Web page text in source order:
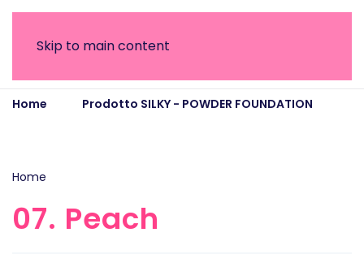
Skip to main content
Home
Prodotto SILKY - POWDER FOUNDATION
Home
07. Peach